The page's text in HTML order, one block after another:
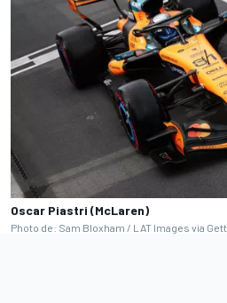
Oscar Piastri (McLaren)
Photo de: Sam Bloxham / LAT Images via